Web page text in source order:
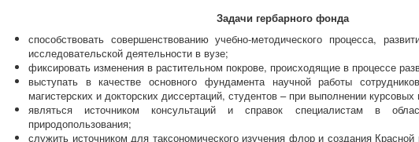
Задачи гербарного фонда
способствовать совершенствованию учебно-методического процесса,
исследовательской деятельности в вузе;
фиксировать изменения в растительном покрове, происходящие в процессе
выступать в качестве основного фундамента научной работы
магистерских и докторских диссертаций, студентов – при выполнении
являться источником консультаций и справок специалистам в
природопользования;
служить источником для таксономического изучения флор и создания Красной